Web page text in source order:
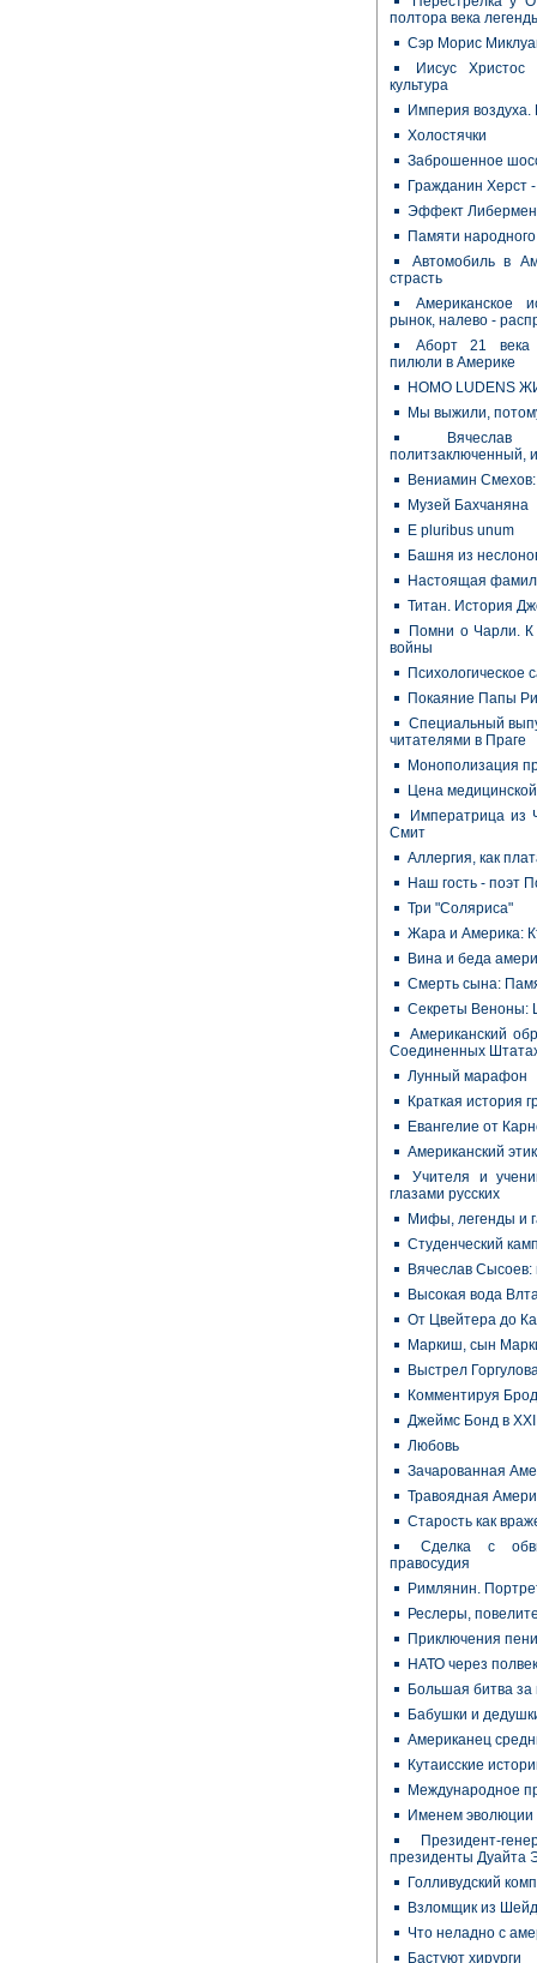
полтора века
Сэр Морис
Иисус Христос
культура
Империя воздуха.
Холостячки
Заброшенное
Гражданин Херст
Эффект
Памяти
Автомобиль в
страсть
Американское
рынок, налево -
Аборт 21 века
пилюли в Америке
HOMO LUDENS
Мы выжили,
политзаключенный,
Вениамин
Музей Бахчаняна
E pluribus unum
Башня из
Настоящая
Титан. История
Помни о Чарли. К
войны
Психологическое
Покаяние Папы
Специальный
читателями в Праге
Монополизация
Цена
Императрица из
Смит
Аллергия, как
Наш гость - поэт
Три "Соляриса"
Жара и Америка:
Вина и беда
Смерть сына:
Секреты Веноны:
Американский
Соединенных
Лунный марафон
Краткая история
Евангелие от
Американский
Учителя и
глазами русских
Мифы, легенды и
Студенческий
Вячеслав
Высокая вода
От Цвейтера до
Маркиш, сын
Выстрел
Комментируя
Джеймс Бонд в XXI
Любовь
Зачарованная
Травоядная
Старость как
Сделка с
правосудия
Римлянин.
Реслеры,
Приключения
НАТО через
Большая битва за
Бабушки и
Американец
Кутаисские
Международное
Именем эволюции
Президент-
президенты Дуайта
Голливудский
Взломщик из
Что неладно с
Бастуют хирурги